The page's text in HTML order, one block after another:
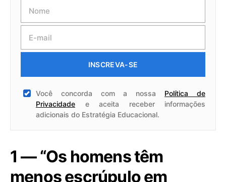
INSCREVA-SE
Você concorda com a nossa Política de
Privacidade e aceita receber informações
adicionais do Estratégia Educacional.
1 — “Os homens têm
menos escrúpulo em